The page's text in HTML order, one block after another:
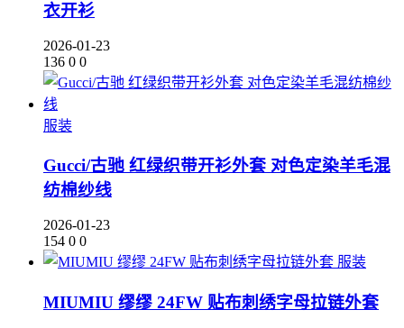
衣开衫
2026-01-23
136 0 0
服装
Gucci/古驰 红绿织带开衫外套 对色定染羊毛混
纺棉纱线
2026-01-23
154 0 0
服装
MIUMIU 缪缪 24FW 贴布刺绣字母拉链外套